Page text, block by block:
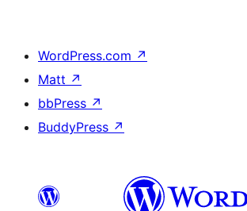
WordPress.com ↗
Matt ↗
bbPress ↗
BuddyPress ↗